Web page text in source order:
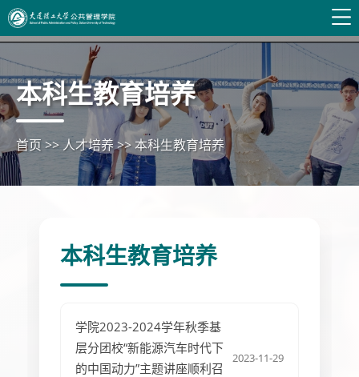
本科生教育培养
首页 >> 人才培养>>本科生教育培养
本科生教育培养
学院2023-2024学年秋季基
层分团校“新能源汽车时代下
的中国动力”主题讲座顺利召
2023-11-29